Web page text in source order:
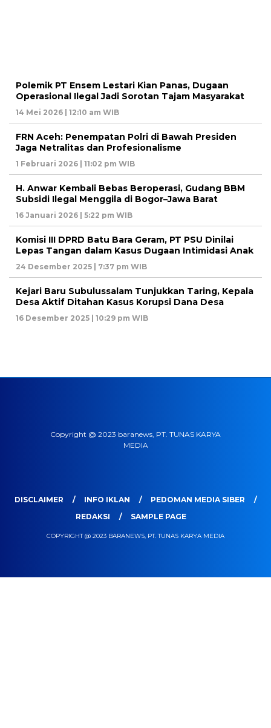
Polemik PT Ensem Lestari Kian Panas, Dugaan
Operasional Ilegal Jadi Sorotan Tajam Masyarakat
14 Mei 2026 | 12:10 am WIB
FRN Aceh: Penempatan Polri di Bawah Presiden
Jaga Netralitas dan Profesionalisme
1 Februari 2026 | 11:02 pm WIB
H. Anwar Kembali Bebas Beroperasi, Gudang BBM
Subsidi Ilegal Menggila di Bogor–Jawa Barat
16 Januari 2026 | 5:22 pm WIB
Komisi III DPRD Batu Bara Geram, PT PSU Dinilai
Lepas Tangan dalam Kasus Dugaan Intimidasi Anak
24 Desember 2025 | 7:37 pm WIB
Kejari Baru Subulussalam Tunjukkan Taring, Kepala
Desa Aktif Ditahan Kasus Korupsi Dana Desa
16 Desember 2025 | 10:29 pm WIB
Copyright @ 2023 baranews, PT. TUNAS KARYA
MEDIA
DISCLAIMER INFO IKLAN
PEDOMAN MEDIA SIBER
REDAKSI
SAMPLE PAGE
COPYRIGHT @ 2023 BARANEWS, PT. TUNAS KARYA MEDIA